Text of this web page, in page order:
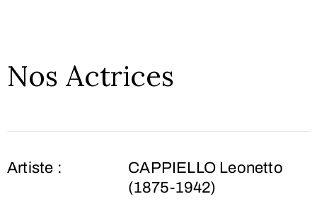
Nos Actrices
Artiste :
CAPPIELLO Leonetto
(1875-1942)